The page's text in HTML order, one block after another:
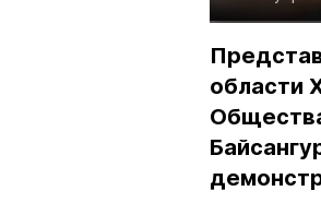
области